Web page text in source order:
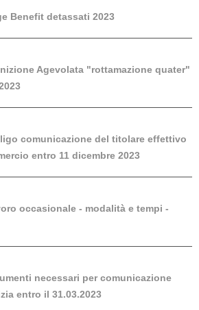
Benefit detassati 2023
Agevolata "rottamazione quater"
comunicazione del titolare effettivo
entro 11 dicembre 2023
occasionale - modalità e tempi -
necessari per comunicazione
entro il 31.03.2023